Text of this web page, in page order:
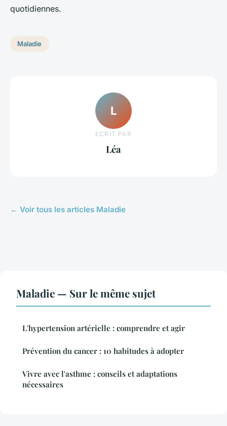
quotidiennes.
Maladie
L
ECRIT PAR
Léa
← Voir tous les articles Maladie
Maladie — Sur le même sujet
L'hypertension artérielle : comprendre et agir
Prévention du cancer : 10 habitudes à adopter
Vivre avec l'asthme : conseils et adaptations
nécessaires